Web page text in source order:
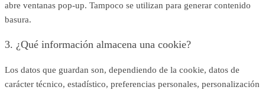
abre ventanas pop-up. Tampoco se utilizan para generar contenido
basura.
3. ¿Qué información almacena una cookie?
Los datos que guardan son, dependiendo de la cookie, datos de
carácter técnico, estadístico, preferencias personales, personalización